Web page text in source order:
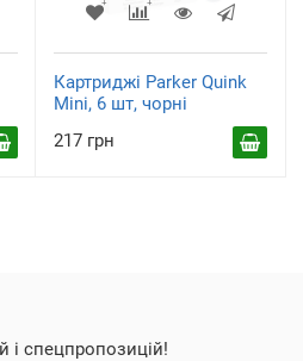
Картриджі Parker Quink
Mini, 6 шт, чорні
217 грн
і спецпропозицій!